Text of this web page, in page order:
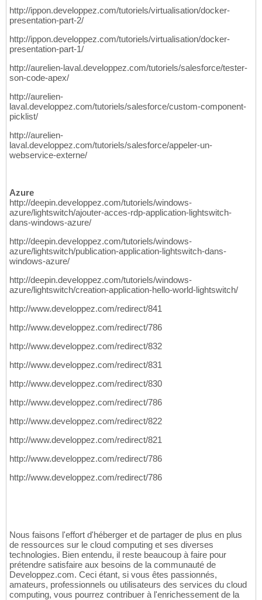
http://ippon.developpez.com/tutoriels/virtualisation/docker-
presentation-part-2/
http://ippon.developpez.com/tutoriels/virtualisation/docker-
presentation-part-1/
http://aurelien-laval.developpez.com/tutoriels/salesforce/tester-
son-code-apex/
http://aurelien-
laval.developpez.com/tutoriels/salesforce/custom-component-
picklist/
http://aurelien-
laval.developpez.com/tutoriels/salesforce/appeler-un-
webservice-externe/
Azure
http://deepin.developpez.com/tutoriels/windows-
azure/lightswitch/ajouter-acces-rdp-application-lightswitch-
dans-windows-azure/
http://deepin.developpez.com/tutoriels/windows-
azure/lightswitch/publication-application-lightswitch-dans-
windows-azure/
http://deepin.developpez.com/tutoriels/windows-
azure/lightswitch/creation-application-hello-world-lightswitch/
http://www.developpez.com/redirect/841
http://www.developpez.com/redirect/786
http://www.developpez.com/redirect/832
http://www.developpez.com/redirect/831
http://www.developpez.com/redirect/830
http://www.developpez.com/redirect/786
http://www.developpez.com/redirect/822
http://www.developpez.com/redirect/821
http://www.developpez.com/redirect/786
http://www.developpez.com/redirect/786
Nous faisons l'effort d'héberger et de partager de plus en plus
de ressources sur le cloud computing et ses diverses
technologies. Bien entendu, il reste beaucoup à faire pour
prétendre satisfaire aux besoins de la communauté de
Developpez.com. Ceci étant, si vous êtes passionnés,
amateurs, professionnels ou utilisateurs des services du cloud
computing, vous pourrez contribuer à l'enrichessement de la